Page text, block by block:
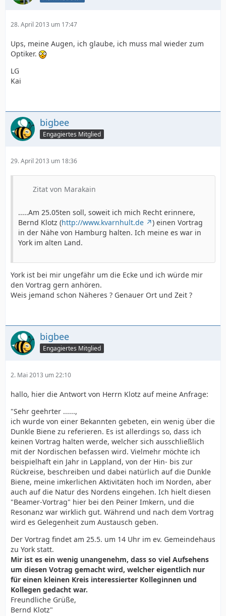
28. April 2013 um 17:47
Ups, meine Augen, ich glaube, ich muss mal wieder zum
Optiker.
LG
Kai
bigbee
Engagiertes Mitglied
29. April 2013 um 18:36
Zitat von Marakain
.....Am 25.05ten soll, soweit ich mich Recht erinnere,
Bernd Klotz (http://www.kvarnhult.de
) einen Vortrag
in der Nähe von Hamburg halten. Ich meine es war in
York im alten Land.
York ist bei mir ungefähr um die Ecke und ich würde mir
den Vortrag gern anhören.
Weis jemand schon Näheres ? Genauer Ort und Zeit ?
bigbee
Engagiertes Mitglied
2. Mai 2013 um 22:10
hallo, hier die Antwort von Herrn Klotz auf meine Anfrage:
"Sehr geehrter ......,
ich wurde von einer Bekannten gebeten, ein wenig über die
Dunkle Biene zu referieren. Es ist allerdings so, dass ich
keinen Vortrag halten werde, welcher sich ausschließlich
mit der Nordischen befassen wird. Vielmehr möchte ich
beispielhaft ein Jahr in Lappland, von der Hin- bis zur
Rückreise, beschreiben und dabei natürlich auf die Dunkle
Biene, meine imkerlichen Aktivitäten hoch im Norden, aber
auch auf die Natur des Nordens eingehen. Ich hielt diesen
"Beamer-Vortrag" hier bei den Peiner Imkern, und die
Resonanz war wirklich gut. Während und nach dem Vortrag
wird es Gelegenheit zum Austausch geben.
Der Vortrag findet am 25.5. um 14 Uhr im ev. Gemeindehaus
zu York statt.
Mir ist es ein wenig unangenehm, dass so viel Aufsehens
um diesen Votrag gemacht wird, welcher eigentlich nur
für einen kleinen Kreis interessierter Kolleginnen und
Kollegen gedacht war.
Freundliche Grüße,
Bernd Klotz"